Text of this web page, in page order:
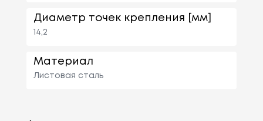
Диаметр точек крепления [мм]
14,2
Материал
Листовая сталь